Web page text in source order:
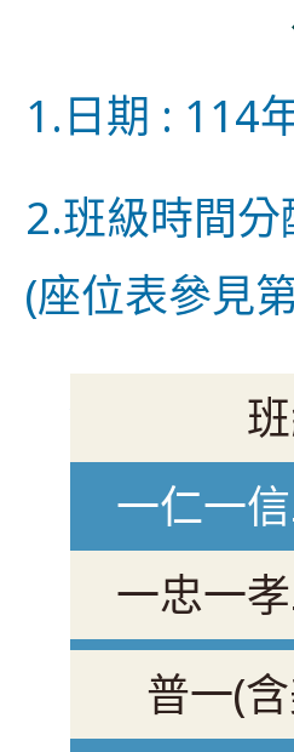
1.日期 : 114
2.班級時間
(座位表參見
一仁一
一忠一
普一(